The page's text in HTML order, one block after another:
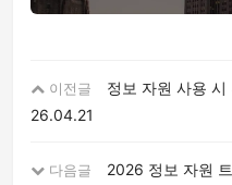
이전글
정보 자원 사용 시
26.04.21
다음글 2026 정보 자원